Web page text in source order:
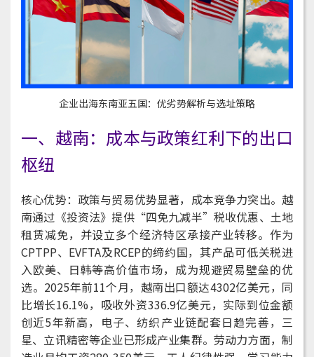
企业出海东南亚五国：优劣势解析与选址策略
一、越南：成本与政策红利下的出口
枢纽
核心优势：政策与贸易优势显著，成本竞争力突出。越
南通过《投资法》提供“四免九减半”税收优惠、土地
租赁减免，并设立多个经济特区承接产业转移。作为
CPTPP、EVFTA及RCEP的缔约国，其产品可低关税进
入欧美、日韩等高价值市场，成为规避贸易壁垒的优
选。2025年前11个月，越南出口额达4302亿美元，同
比增长16.1%，吸收外资336.9亿美元，实际到位金额
创近5年新高，电子、纺织产业链配套日趋完善，三
星、立讯精密等企业已形成产业集群。劳动力方面，制